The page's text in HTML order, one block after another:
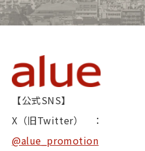
【公式SNS】
X（旧Twitter） ：
@alue_promotion